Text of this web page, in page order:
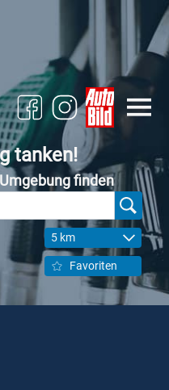
tanken!
finden
5 km
Favoriten